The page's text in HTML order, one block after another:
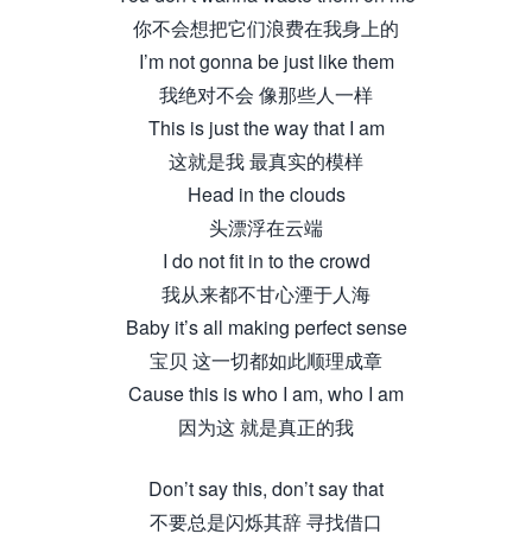
你不会想把它们浪费在我身上的
I’m not gonna be just like them
我绝对不会 像那些人一样
This is just the way that I am
这就是我 最真实的模样
Head in the clouds
头漂浮在云端
I do not fit in to the crowd
我从来都不甘心湮于人海
Baby it’s all making perfect sense
宝贝 这一切都如此顺理成章
Cause this is who I am, who I am
因为这 就是真正的我
Don’t say this, don’t say that
不要总是闪烁其辞 寻找借口